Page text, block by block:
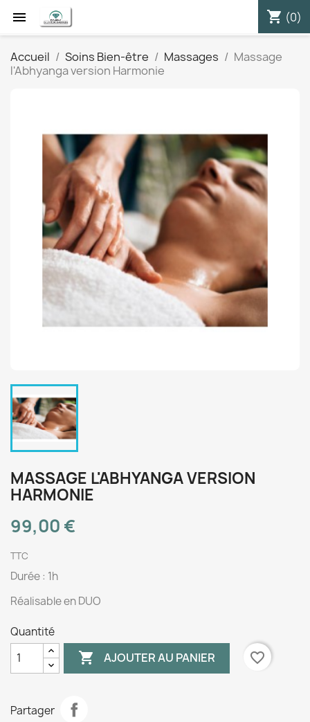
 shopping_cart (0)
Accueil Soins Bien-être Massages
Massage
l'Abhyanga version Harmonie
MASSAGE L'ABHYANGA VERSION
HARMONIE
99,00 €
TTC
Durée : 1h
Réalisable en DUO
Quantité
 AJOUTER AU PANIER favorite_border
Partager